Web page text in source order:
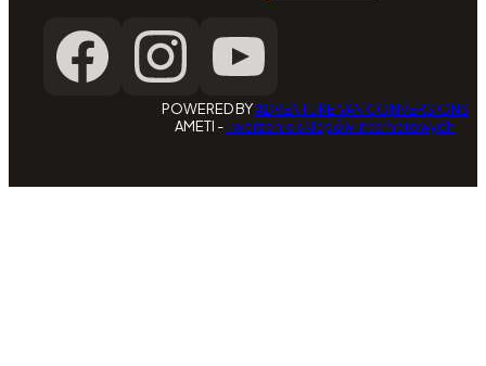
POWERED BYADVENTURE VAN CONVERSIONS
AMETI -Tworzenie sklepów internetowych